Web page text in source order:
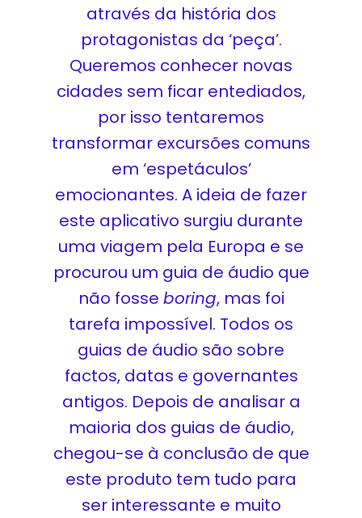
através da história dos
protagonistas da ‘peça’.
Queremos conhecer novas
cidades sem ficar entediados,
por isso tentaremos
transformar excursões comuns
em ‘espetáculos’
emocionantes. A ideia de fazer
este aplicativo surgiu durante
uma viagem pela Europa e se
procurou um guia de áudio que
não fosse boring, mas foi
tarefa impossível. Todos os
guias de áudio são sobre
factos, datas e governantes
antigos. Depois de analisar a
maioria dos guias de áudio,
chegou-se à conclusão de que
este produto tem tudo para
ser interessante e muito